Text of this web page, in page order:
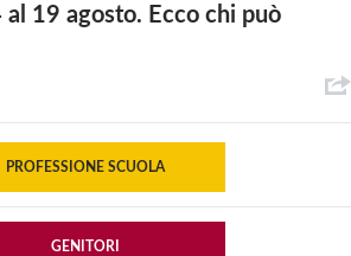
19 agosto. Ecco chi può
PROFESSIONE SCUOLA
GENITORI